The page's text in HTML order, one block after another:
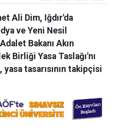
Ali Dim, Iğdır'da
ve Yeni Nesil
Bakanı Akın
Birliği Yasa Taslağı'nı
tasarısının takipçisi